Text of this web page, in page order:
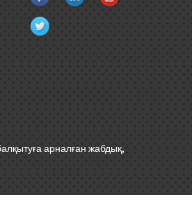
арналған жабдық,